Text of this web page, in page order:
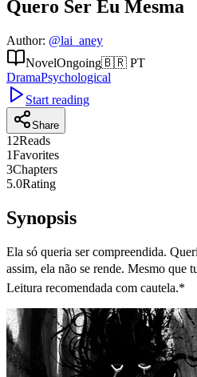
Quero Ser Eu Mesma
Author: @lai_aney
NovelOngoing🇧🇷 PT
DramaPsychological
Start reading
Share
12Reads
1Favorites
3Chapters
5.0Rating
Synopsis
Ela só queria ser compreendida.
assim, ela não se rende. Mesmo que
Leitura recomendada com cautela.*